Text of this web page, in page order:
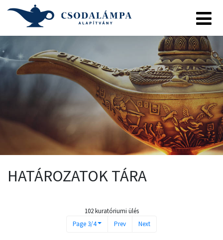
HATÁROZATOK TÁRA
102 kuratóriumi ülés
Page 3/4
Prev Next